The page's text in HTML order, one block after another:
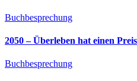
Buchbesprechung
2050 – Überleben hat einen
Buchbesprechung